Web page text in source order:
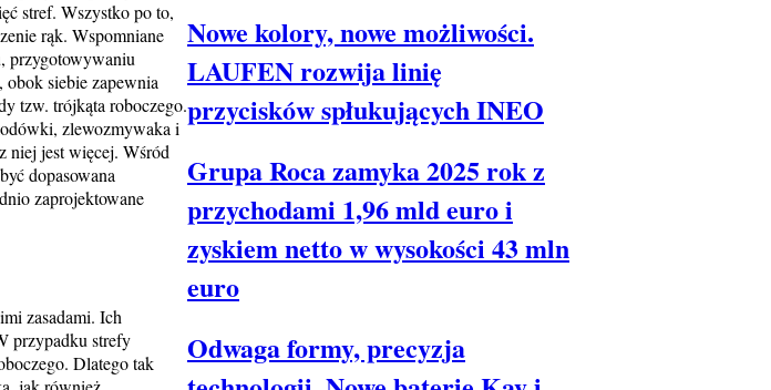
stref. Wszystko po to,
rąk. Wspomniane
przygotowywaniu
siebie zapewnia
tzw. trójkąta roboczego.
zlewozmywaka i
niej jest więcej. Wśród
dopasowana
zaprojektowane
zasadami. Ich
przypadku strefy
Dlatego tak
Nowe kolory, nowe możliwości.
LAUFEN rozwija linię
przycisków spłukujących INEO
Grupa Roca zamyka 2025 rok z
przychodami 1,96 mld euro i
zyskiem netto w wysokości 43 mln
euro
Odwaga formy, precyzja